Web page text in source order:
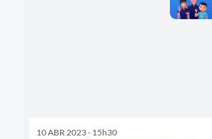
10 ABR 2023 - 15h30